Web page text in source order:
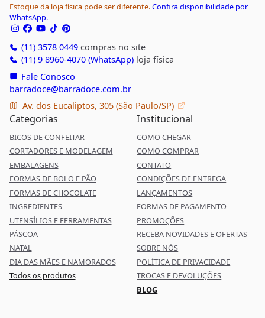
Estoque da loja física pode ser diferente.Confira disponibilidade por
WhatsApp.
(11) 3578 0449compras no site
(11) 9 8960-4070 (WhatsApp)loja física
Fale Conosco
barradoce@barradoce.com.br
Av. dos Eucaliptos, 305 (São Paulo/SP)
Categorias
BICOS DE CONFEITAR
CORTADORES E MODELAGEM
EMBALAGENS
FORMAS DE BOLO E PÃO
FORMAS DE CHOCOLATE
INGREDIENTES
UTENSÍLIOS E FERRAMENTAS
PÁSCOA
NATAL
DIA DAS MÃES E NAMORADOS
Todos os produtos
Institucional
COMO CHEGAR
COMO COMPRAR
CONTATO
CONDIÇÕES DE ENTREGA
LANÇAMENTOS
FORMAS DE PAGAMENTO
PROMOÇÕES
RECEBA NOVIDADES E OFERTAS
SOBRE NÓS
POLÍTICA DE PRIVACIDADE
TROCAS E DEVOLUÇÕES
BLOG